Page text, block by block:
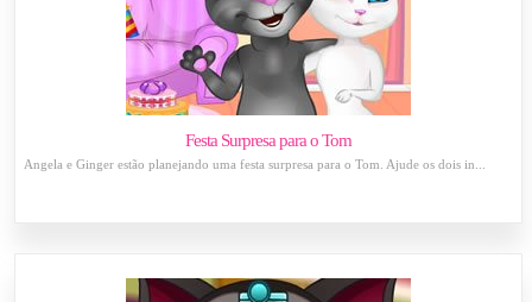
Festa Surpresa para o Tom
Angela e Ginger estão planejando uma festa surpresa para o Tom. Ajude os dois in...